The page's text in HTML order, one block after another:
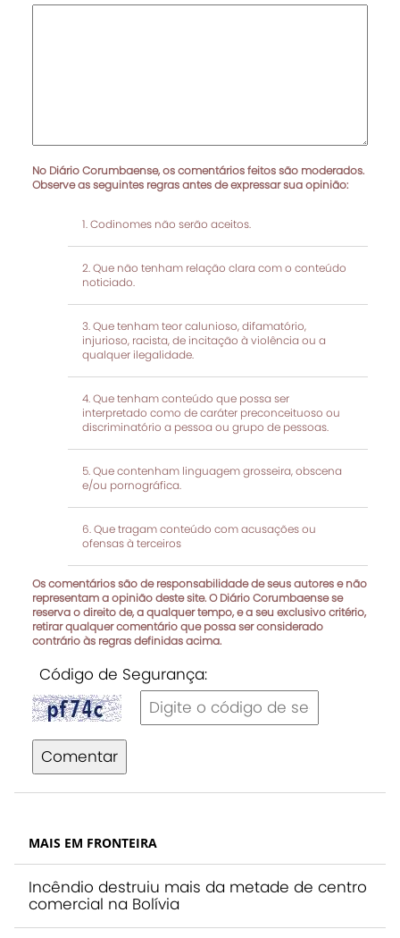
No Diário Corumbaense, os comentários feitos são moderados.
Observe as seguintes regras antes de expressar sua opinião:
Codinomes não serão aceitos.
Que não tenham relação clara com o conteúdo
noticiado.
Que tenham teor calunioso, difamatório,
injurioso, racista, de incitação à violência ou a
qualquer ilegalidade.
Que tenham conteúdo que possa ser
interpretado como de caráter preconceituoso ou
discriminatório a pessoa ou grupo de pessoas.
Que contenham linguagem grosseira, obscena
e/ou pornográfica.
Que tragam conteúdo com acusações ou
ofensas à terceiros
Os comentários são de responsabilidade de seus autores e não
representam a opinião deste site. O Diário Corumbaense se
reserva o direito de, a qualquer tempo, e a seu exclusivo critério,
retirar qualquer comentário que possa ser considerado
contrário às regras definidas acima.
Código de Segurança:
Comentar
MAIS EM FRONTEIRA
Incêndio destruiu mais da metade de centro
comercial na Bolívia